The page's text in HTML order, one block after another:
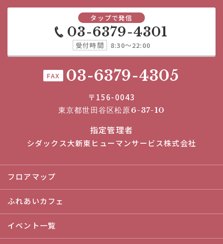
タップで発信
03-6379-4301
受付時間 8:30～22:00
FAX 03-6379-4305
〒156-0043
東京都世田谷区松原6-37-10
指定管理者
シダックス大新東ヒューマンサービス株式会社
フロアマップ
ふれあいカフェ
イベント一覧